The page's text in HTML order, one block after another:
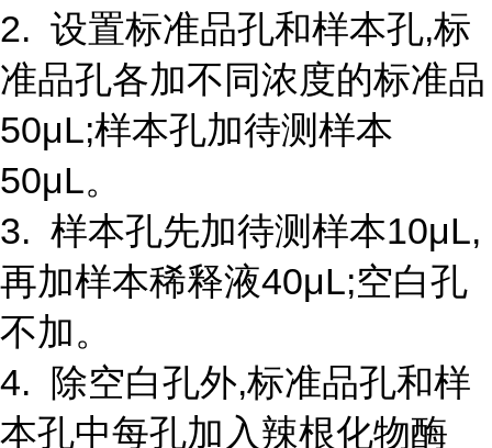
2. 设置标准品孔和样本孔,标
准品孔各加不同浓度的标准品
50μL;样本孔加待测样本
50μL。
3. 样本孔先加待测样本10μL,
再加样本稀释液40μL;空白孔
不加。
4. 除空白孔外,标准品孔和样
本孔中每孔加入辣根化物酶